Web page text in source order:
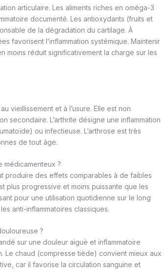
articulaire. Les aliments riches en oméga-3
documenté. Les antioxydants (fruits et
de la dégradation du cartilage. À
favorisent l’inflammation systémique. Maintenir
moins réduit significativement la charge sur les
vieillissement et à l’usure. Elle est non
secondaire. L’arthrite désigne une inflammation
ou infectieuse. L’arthrose est très
de tout âge.
médicamenteux ?
produire des effets comparables à de faibles
plus progressive et moins puissante que les
pour une utilisation quotidienne sur le long
anti-inflammatoires classiques.
?
sur une douleur aiguë et inflammatoire
Le chaud (compresse tiède) convient mieux aux
car il favorise la circulation sanguine et